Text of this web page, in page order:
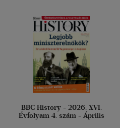
BBC History - 2026. XVI.
Évfolyam 4. szám - Április